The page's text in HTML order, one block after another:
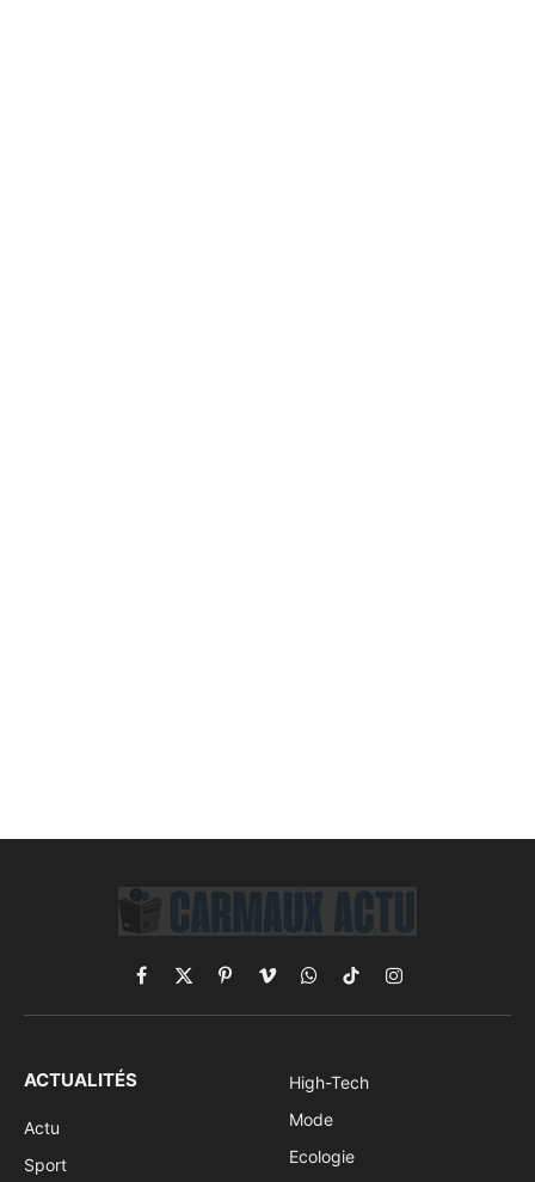
Facebook
X
(Twitter)
PinterestVimeoWhatsApp
TikTokInstagram
ACTUALITÉS
Actu
Sport
High-Tech
Mode
Ecologie